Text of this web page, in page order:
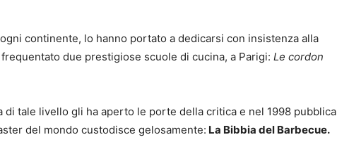
continente, lo hanno portato a dedicarsi con insistenza alla
frequentato due prestigiose scuole di cucina, a Parigi: Le cordon
di tale livello gli ha aperto le porte della critica e nel 1998 pubblica
del mondo custodisce gelosamente: La Bibbia del Barbecue.